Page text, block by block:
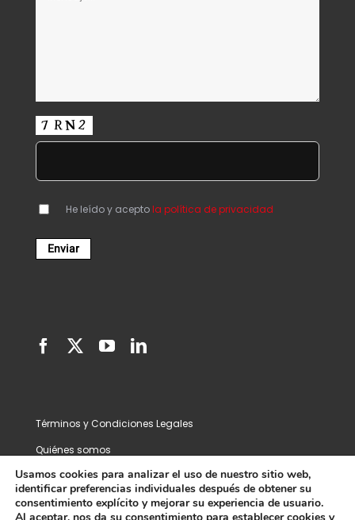
He leído y aceptola política de privacidad
Términos y Condiciones Legales
Quiénes somos
Contacto
© 2023 IDS
Usamos cookies para analizar el uso de nuestro sitio web,
identificar preferencias individuales después de obtener su
consentimiento explícito y mejorar su experiencia de usuario.